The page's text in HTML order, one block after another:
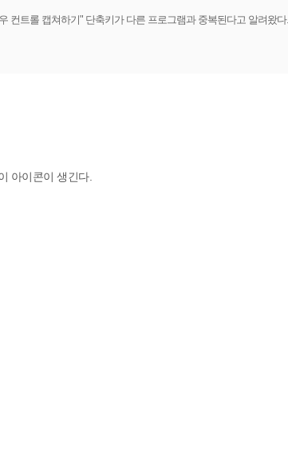
컨트롤 캡쳐하기" 단축키가 다른 프로그램과 중복된다고 알려왔다.
아이콘이 생긴다.